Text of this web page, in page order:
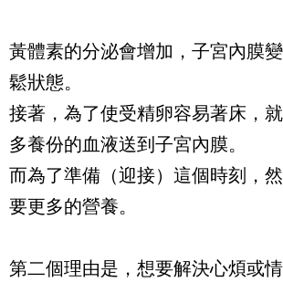
黃體素的分泌會增加，子宮內膜
鬆狀態。
接著，為了使受精卵容易著床，
多養份的血液送到子宮內膜。
而為了準備（迎接）這個時刻，
要更多的營養。
第二個理由是，想要解決心煩或